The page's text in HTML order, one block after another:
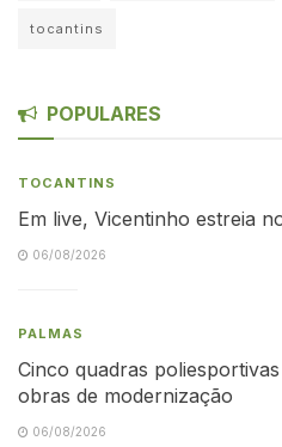
tocantins
POPULARES
TOCANTINS
Em live, Vicentinho estreia
06/08/2026
PALMAS
Cinco quadras
obras de modernização
06/08/2026